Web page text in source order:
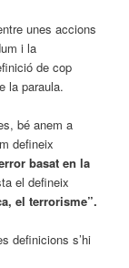
unes accions
i la
de cop
la paraula.
bé anem a
defineix
basat en la
el defineix
el terrorisme”.
definicions s’hi